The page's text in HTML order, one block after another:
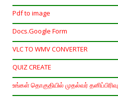
Pdf to image
Docs.Google Form
VLC TO WMV CONVERTER
QUIZ CREATE
உங்கள் தொகுதியில் முதல்வர் தனிப்பிரிவு